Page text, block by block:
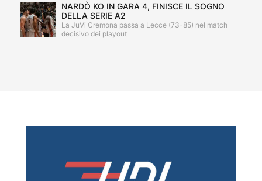
NARDÒ KO IN GARA 4, FINISCE IL SOGNO
DELLA SERIE A2
La JuVi Cremona passa a Lecce (73-85) nel match
decisivo dei playout